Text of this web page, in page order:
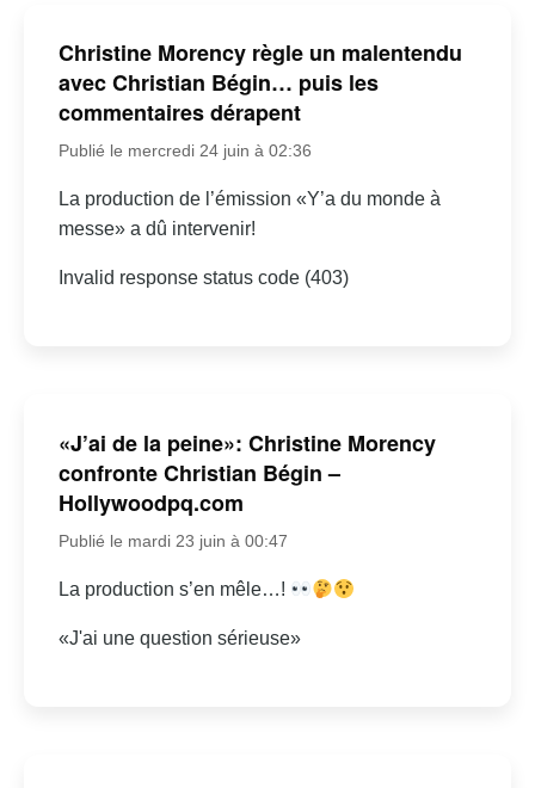
Christine Morency règle un malentendu
avec Christian Bégin… puis les
commentaires dérapent
Publié le mercredi 24 juin à 02:36
La production de l’émission «Y’a du monde à
messe» a dû intervenir!
Invalid response status code (403)
«J’ai de la peine»: Christine Morency
confronte Christian Bégin –
Hollywoodpq.com
Publié le mardi 23 juin à 00:47
La production s’en mêle…!
«J'ai une question sérieuse»